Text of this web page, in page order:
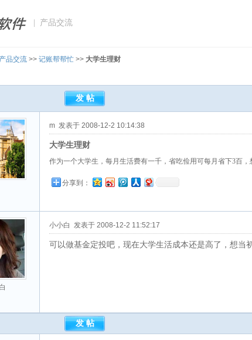
| 产品交流
产品交流 >> 记账帮帮忙 >> 大学生理财
m 发表于 2008-12-2 10:14:38
大学生理财
作为一个大学生，每月生活费有一千，省吃俭用可每月省下3百
分享到：
小小白 发表于 2008-12-2 11:52:17
可以做基金定投吧，现在大学生活成本还是高了，想当